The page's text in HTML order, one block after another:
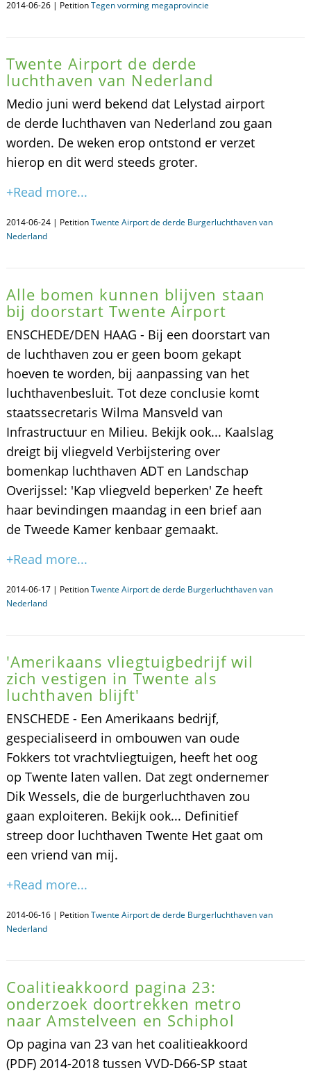
2014-06-26 | PetitionTegen vorming megaprovincie
Twente Airport de derde
luchthaven van Nederland
Medio juni werd bekend dat Lelystad airport
de derde luchthaven van Nederland zou gaan
worden. De weken erop ontstond er verzet
hierop en dit werd steeds groter.
+Read more...
2014-06-24 | PetitionTwente Airport de derde Burgerluchthaven van
Nederland
Alle bomen kunnen blijven staan
bij doorstart Twente Airport
ENSCHEDE/DEN HAAG - Bij een doorstart van
de luchthaven zou er geen boom gekapt
hoeven te worden, bij aanpassing van het
luchthavenbesluit. Tot deze conclusie komt
staatssecretaris Wilma Mansveld van
Infrastructuur en Milieu. Bekijk ook... Kaalslag
dreigt bij vliegveld Verbijstering over
bomenkap luchthaven ADT en Landschap
Overijssel: 'Kap vliegveld beperken' Ze heeft
haar bevindingen maandag in een brief aan
de Tweede Kamer kenbaar gemaakt.
+Read more...
2014-06-17 | PetitionTwente Airport de derde Burgerluchthaven van
Nederland
'Amerikaans vliegtuigbedrijf wil
zich vestigen in Twente als
luchthaven blijft'
ENSCHEDE - Een Amerikaans bedrijf,
gespecialiseerd in ombouwen van oude
Fokkers tot vrachtvliegtuigen, heeft het oog
op Twente laten vallen. Dat zegt ondernemer
Dik Wessels, die de burgerluchthaven zou
gaan exploiteren. Bekijk ook... Definitief
streep door luchthaven Twente Het gaat om
een vriend van mij.
+Read more...
2014-06-16 | PetitionTwente Airport de derde Burgerluchthaven van
Nederland
Coalitieakkoord pagina 23:
onderzoek doortrekken metro
naar Amstelveen en Schiphol
Op pagina van 23 van het coalitieakkoord
(PDF) 2014-2018 tussen VVD-D66-SP staat